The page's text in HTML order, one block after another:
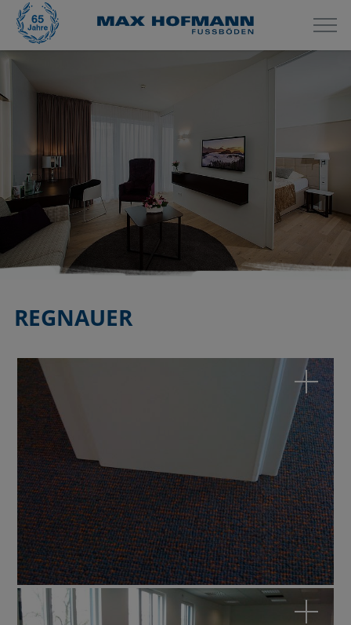
REGNAUER